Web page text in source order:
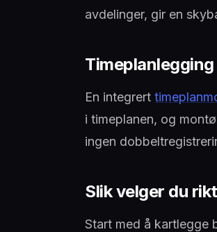
avdelinger, gir en
En integrert
i timeplanen, og
ingen
Slik velger du
Start med å kartlegge